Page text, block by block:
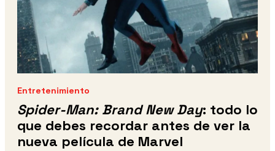
Entretenimiento
Spider-Man: Brand New Day: todo lo
que debes recordar antes de ver la
nueva película de Marvel